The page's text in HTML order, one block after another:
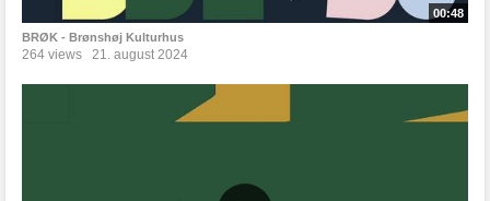
00:48
BRØK - Brønshøj Kulturhus
264 views 21. august 2024